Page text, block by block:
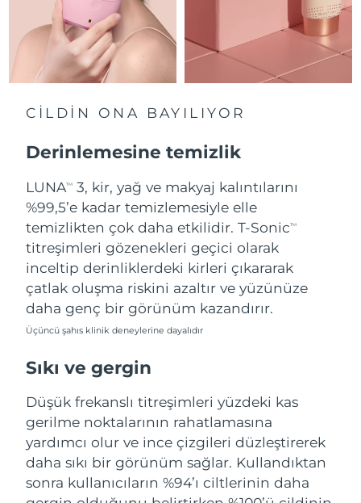
CİLDİN ONA BAYILIYOR
Derinlemesine temizlik
LUNATM
3, kir, yağ ve makyaj kalıntılarını
%99,5’e kadar temizlemesiyle elle
temizlikten çok daha etkilidir. T-SonicTM
titreşimleri gözenekleri geçici olarak
inceltip derinliklerdeki kirleri çıkararak
çatlak oluşma riskini azaltır ve yüzünüze
daha genç bir görünüm kazandırır.
Üçüncü şahıs klinik deneylerine dayalıdır
Sıkı ve gergin
Düşük frekanslı titreşimleri yüzdeki kas
gerilme noktalarının rahatlamasına
yardımcı olur ve ince çizgileri düzleştirerek
daha sıkı bir görünüm sağlar. Kullandıktan
sonra kullanıcıların %94’ı ciltlerinin daha
Slovakya Tahmini teslim tarihi8/9/26
Slovenya Tahmini teslim tarihi8/9/26
Güney Afrika Tahmini teslim tarihi
Güney Kore Tahmini teslim tarihi
İspanya Tahmini teslim tarihi
İsveç Tahmini teslim tarihi
İsviçre Tahmini teslim tarihi
Tayvan Tahmini teslim tarihi
Tayland Tahmini teslim tarihi
Türkiye
Birleşik Arap
Emirlikleri
Tahmini teslim tarihi
Birleşik Krallık Tahmini teslim tarihi8/9/26